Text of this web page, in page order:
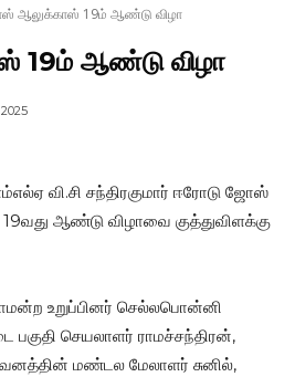
ஆலுக்காஸ் 19ம் ஆண்டு விழா
19ம் ஆண்டு விழா
வி.சி சந்திரகுமார் ஈரோடு ஜோஸ்
ஆண்டு விழாவை குத்துவிளக்கு
உறுப்பினர் செல்லபொன்னி
செயலாளர் ராமச்சந்திரன்,
மண்டல மேலாளர் சுனில்,